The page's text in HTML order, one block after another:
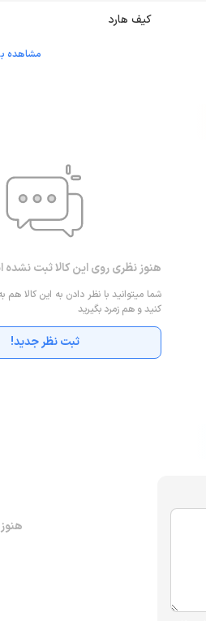
کیف هارد
مشاهده
هنوز نظری روی این کالا ثبت
شما میتوانید با نظر دادن به این کالا هم
کنید و هم زمرد بگیرید
ثبت نظر جدید!